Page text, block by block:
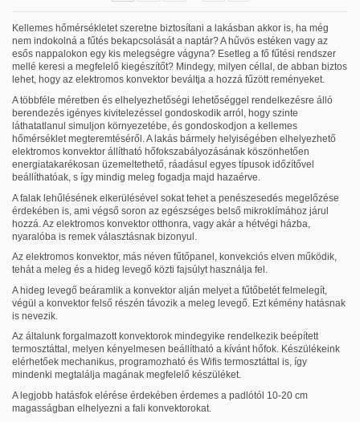
Kellemes hőmérsékletet szeretne biztosítani a lakásban akkor is, ha még
nem indokolná a fűtés bekapcsolását a naptár? A hűvös estéken vagy az
esős nappalokon egy kis melegségre vágyna? Esetleg a fő fűtési rendszer
mellé keresi a megfelelő kiegészítőt? Mindegy, milyen céllal, de abban biztos
lehet, hogy az elektromos konvektor beváltja a hozzá fűzött reményeket.
A többféle méretben és elhelyezhetőségi lehetőséggel rendelkezésre álló
berendezés igényes kivitelezéssel gondoskodik arról, hogy szinte
láthatatlanul simuljon környezetébe, és gondoskodjon a kellemes
hőmérséklet megteremtéséről. A lakás bármely helyiségében elhelyezhető
elektromos konvektor állítható hőfokszabályozásának köszönhetően
energiatakarékosan üzemeltethető, ráadásul egyes típusok időzítővel
beállíthatóak, s így mindig meleg fogadja majd hazaérve.
A falak lehűlésének elkerülésével sokat tehet a penészesedés megelőzése
érdekében is, ami végső soron az egészséges belső mikroklímához járul
hozzá. Az elektromos konvektor otthonra, vagy akár a hétvégi házba,
nyaralóba is remek választásnak bizonyul.
Az elektromos konvektor, más néven fűtőpanel, konvekciós elven működik,
tehát a meleg és a hideg levegő közti fajsúlyt használja fel.
A hideg levegő beáramlik a konvektor alján melyet a fűtőbetét felmelegít,
végül a konvektor felső részén távozik a meleg levegő. Ezt kémény hatásnak
is nevezik.
Az általunk forgalmazott konvektorok mindegyike rendelkezik beépített
termosztáttal, melyen kényelmesen beállítható a kívánt hőfok. Készülékeink
elérhetőek mechanikus, programozható és Wifis termosztáttal is, így
mindenki megtalálja magának megfelelő készüléket.
A legjobb hatásfok elérése érdekében érdemes a padlótól 10-20 cm
magasságban elhelyezni a fali konvektorokat.